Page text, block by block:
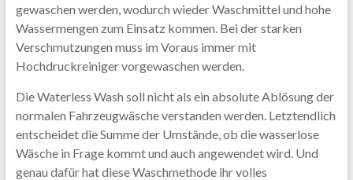
gewaschen werden, wodurch wieder Waschmittel und hohe
Wassermengen zum Einsatz kommen. Bei der starken
Verschmutzungen muss im Voraus immer mit
Hochdruckreiniger vorgewaschen werden.
Die Waterless Wash soll nicht als ein absolute Ablösung der
normalen Fahrzeugwäsche verstanden werden. Letztendlich
entscheidet die Summe der Umstände, ob die wasserlose
Wäsche in Frage kommt und auch angewendet wird. Und
genau dafür hat diese Waschmethode ihr volles